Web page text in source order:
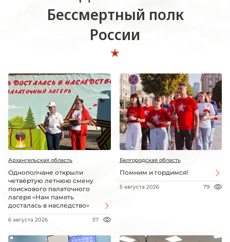
Бессмертный полк
России
Архангельская область
Однополчане открыли
четвёртую летнюю смену
поискового палаточного
лагеря «Нам память
досталась в наследство»
6 августа 2026 57
Белгородская область
Помним и гордимся!
5 августа 2026 79